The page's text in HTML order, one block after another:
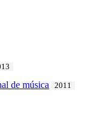
de música 2011